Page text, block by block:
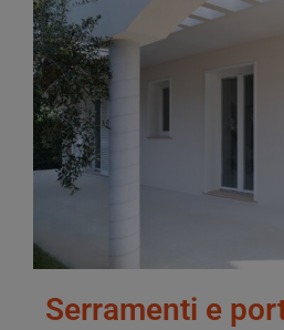
Serramenti e